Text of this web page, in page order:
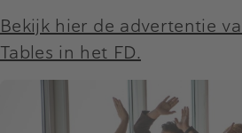
Bekijk hier de advertentie
Tables in het FD.